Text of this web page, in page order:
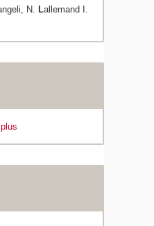
N.Lallemand I.